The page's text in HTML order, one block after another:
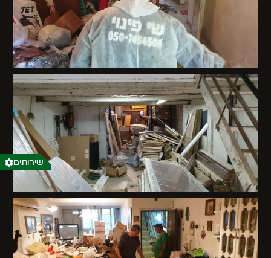
שירותים